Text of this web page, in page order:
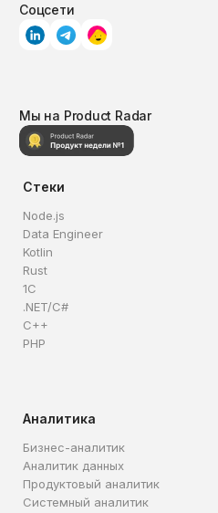
Соцсети
Мы на Product Radar
Стеки
Node.js
Data Engineer
Kotlin
Rust
1C
.NET/C#
C++
PHP
Аналитика
Бизнес-аналитик
Аналитик данных
Продуктовый аналитик
Системный аналитик